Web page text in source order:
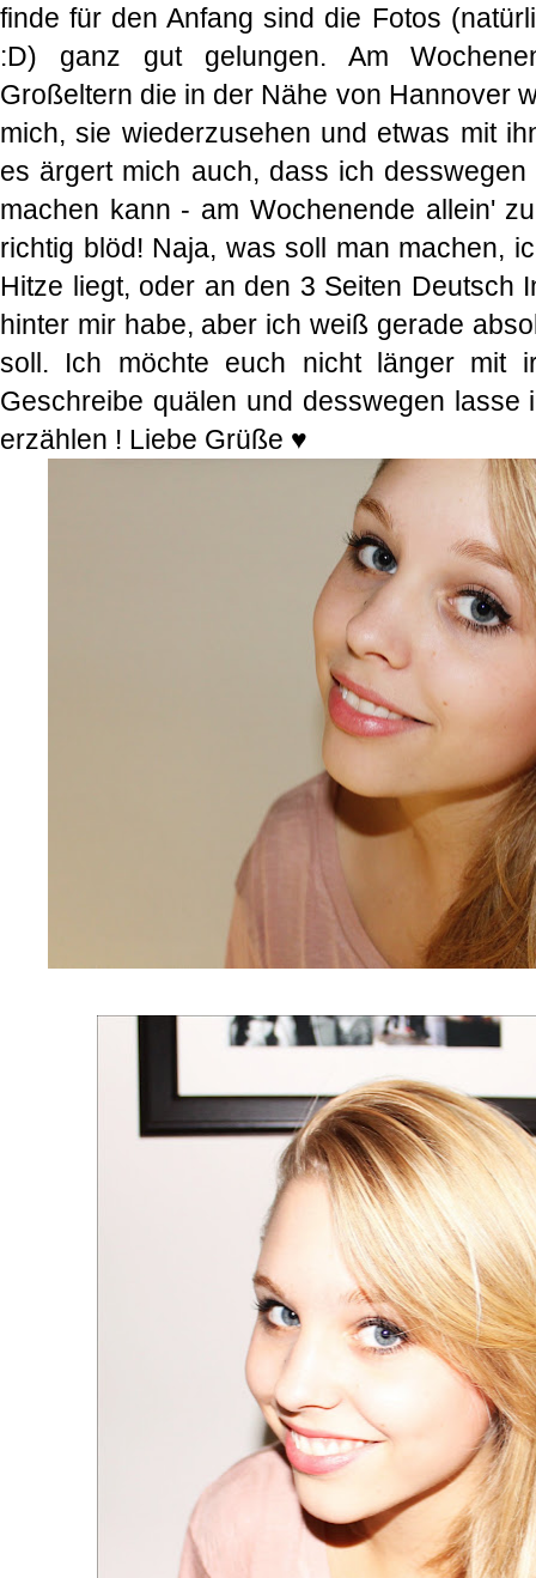
finde für den Anfang sind die Fotos
:D) ganz gut gelungen. Am
Großeltern die in der Nähe von Hannover
mich, sie wiederzusehen und etwas mit
es ärgert mich auch, dass ich
machen kann - am Wochenende allein'
richtig blöd! Naja, was soll man machen,
Hitze liegt, oder an den 3 Seiten Deutsch
hinter mir habe, aber ich weiß gerade
soll. Ich möchte euch nicht länger mit
Geschreibe quälen und desswegen lasse
erzählen ! Liebe Grüße ♥